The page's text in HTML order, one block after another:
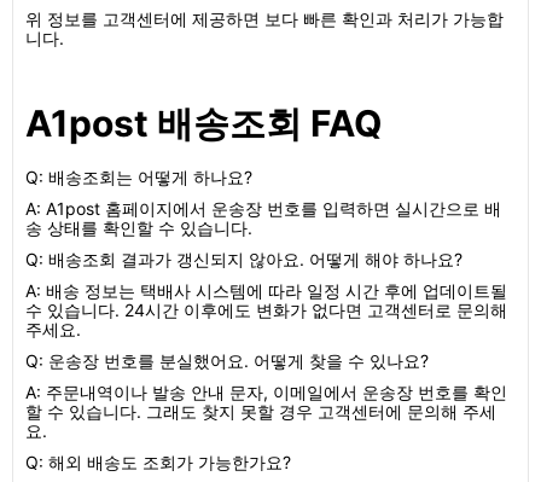
위 정보를 고객센터에 제공하면 보다 빠른 확인과 처리가 가능합
니다.
A1post 배송조회 FAQ
Q: 배송조회는 어떻게 하나요?
A: A1post 홈페이지에서 운송장 번호를 입력하면 실시간으로 배
송 상태를 확인할 수 있습니다.
Q: 배송조회 결과가 갱신되지 않아요. 어떻게 해야 하나요?
A: 배송 정보는 택배사 시스템에 따라 일정 시간 후에 업데이트될
수 있습니다. 24시간 이후에도 변화가 없다면 고객센터로 문의해
주세요.
Q: 운송장 번호를 분실했어요. 어떻게 찾을 수 있나요?
A: 주문내역이나 발송 안내 문자, 이메일에서 운송장 번호를 확인
할 수 있습니다. 그래도 찾지 못할 경우 고객센터에 문의해 주세
요.
Q: 해외 배송도 조회가 가능한가요?